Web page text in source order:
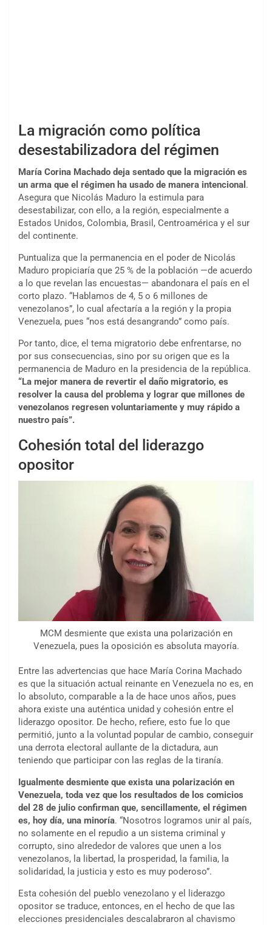
La migración como política
desestabilizadora del régimen
María Corina Machado deja sentado que la migración es
un arma que el régimen ha usado de manera intencional .
Asegura que Nicolás Maduro la estimula para
desestabilizar, con ello, a la región, especialmente a
Estados Unidos, Colombia, Brasil, Centroamérica y el sur
del continente.
Puntualiza que la permanencia en el poder de Nicolás
Maduro propiciaría que 25 % de la población —de acuerdo
a lo que revelan las encuestas— abandonara el país en el
corto plazo. “Hablamos de 4, 5 o 6 millones de
venezolanos”, lo cual afectaría a la región y la propia
Venezuela, pues “nos está desangrando” como país.
Por tanto, dice, el tema migratorio debe enfrentarse, no
por sus consecuencias, sino por su origen que es la
permanencia de Maduro en la presidencia de la república.
“La mejor manera de revertir el daño migratorio, es
resolver la causa del problema y lograr que millones de
venezolanos regresen voluntariamente y muy rápido a
nuestro país”.
Cohesión total del liderazgo
opositor
MCM desmiente que exista una polarización en
Venezuela, pues la oposición es absoluta mayoría.
Entre las advertencias que hace María Corina Machado
es que la situación actual reinante en Venezuela no es, en
lo absoluto, comparable a la de hace unos años, pues
ahora existe una auténtica unidad y cohesión entre el
liderazgo opositor. De hecho, refiere, esto fue lo que
permitió, junto a la voluntad popular de cambio, conseguir
una derrota electoral aullante de la dictadura, aun
teniendo que participar con las reglas de la tiranía.
Igualmente desmiente que exista una polarización en
Venezuela, toda vez que los resultados de los comicios
del 28 de julio confirman que, sencillamente, el régimen
es, hoy día, una minoría. “Nosotros logramos unir al país,
no solamente en el repudio a un sistema criminal y
corrupto, sino alrededor de valores que unen a los
venezolanos, la libertad, la prosperidad, la familia, la
solidaridad, la justicia y esto es muy poderoso”.
Esta cohesión del pueblo venezolano y el liderazgo
opositor se traduce, entonces, en el hecho de que las
elecciones presidenciales descalabraron al chavismo